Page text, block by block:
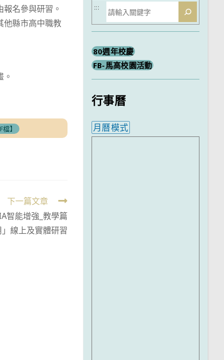
名參與研習。
他縣市高中職教
】
下一篇文章
智能增強_教學篇
線上及實體研習
搜
尋
:::
80週年校慶
FB-馬高校園活動
行事曆
月曆模式